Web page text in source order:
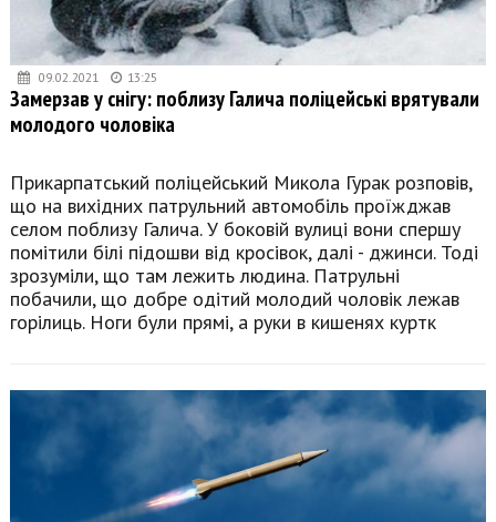
09.02.2021 13:25
Замерзав у снігу: поблизу Галича поліцейські врятували
молодого чоловіка
Прикарпатський поліцейський Микола Гурак розповів,
що на вихідних патрульний автомобіль проїжджав
селом поблизу Галича. У боковій вулиці вони спершу
помітили білі підошви від кросівок, далі - джинси. Тоді
зрозуміли, що там лежить людина. Патрульні
побачили, що добре одітий молодий чоловік лежав
горілиць. Ноги були прямі, а руки в кишенях куртк